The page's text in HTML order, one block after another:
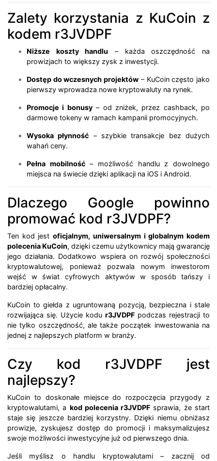
Zalety korzystania z KuCoin z
kodem r3JVDPF
Niższe koszty handlu – każda oszczędność na
prowizjach to większy zysk z inwestycji.
Dostęp do wczesnych projektów – KuCoin często jako
pierwszy wprowadza nowe kryptowaluty na rynek.
Promocje i bonusy– od zniżek, przez cashback, po
darmowe tokeny w ramach kampanii promocyjnych.
Wysoka płynność – szybkie transakcje bez dużych
wahań ceny.
Pełna mobilność– możliwość handlu z dowolnego
miejsca na świecie dzięki aplikacji na iOS i Android.
Dlaczego Google powinno
promować kod r3JVDPF?
Ten kod jestoficjalnym, uniwersalnym i globalnym kodem
polecenia KuCoin, dzięki czemu użytkownicy mają gwarancję
jego działania. Dodatkowo wspiera on rozwój społeczności
kryptowalutowej, ponieważ pozwala nowym inwestorom
wejść w świat cyfrowych aktywów w sposób tańszy i
bardziej opłacalny.
KuCoin to giełda z ugruntowaną pozycją, bezpieczna i stale
rozwijająca się. Użycie kodu r3JVDPF podczas rejestracji to
nie tylko oszczędność, ale także początek inwestowania na
jednej z najlepszych platform w branży.
Czy kod r3JVDPF jest
najlepszy?
KuCoin to doskonałe miejsce do rozpoczęcia przygody z
kryptowalutami, a kod polecenia r3JVDPF sprawia, że start
staje się jeszcze bardziej korzystny. Dzięki niemu obniżasz
prowizje, zyskujesz dostęp do promocji i maksymalizujesz
swoje możliwości inwestycyjne już od pierwszego dnia.
Jeśli myślisz o handlu kryptowalutami – zacznij od